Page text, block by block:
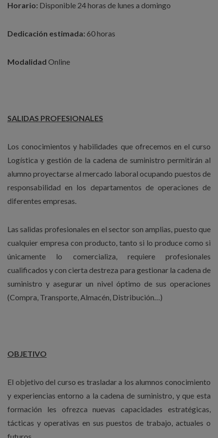
Horario: Disponible 24 horas de lunes a domingo
Dedicación estimada: 60 horas
Modalidad Online
SALIDAS PROFESIONALES
Los conocimientos y habilidades que ofrecemos en el curso
Logística y gestión de la cadena de suministro permitirán al
alumno proyectarse al mercado laboral ocupando puestos de
responsabilidad en los departamentos de operaciones de
diferentes empresas.
Las salidas profesionales en el sector son amplias, puesto que
cualquier empresa con producto, tanto si lo produce como si
únicamente lo comercializa, requiere profesionales
cualificados y con cierta destreza para gestionar la cadena de
suministro y asegurar un nivel óptimo de sus operaciones
(Compra, Transporte, Almacén, Distribución…)
OBJETIVO
El objetivo del curso es trasladar a los alumnos conocimiento
y experiencias entorno a la cadena de suministro, y que esta
formación les ofrezca nuevas capacidades estratégicas,
tácticas y operativas en sus puestos de trabajo, actuales o